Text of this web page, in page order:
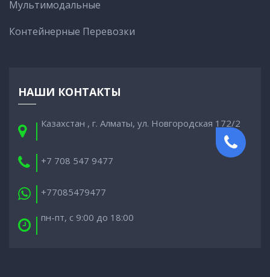
Мультимодальные
Контейнерные Перевозки
НАШИ КОНТАКТЫ
Казахстан , г. Алматы, ул. Новгородская 172/2
+7 708 547 9477
+77085479477
пн-пт, с 9:00 до 18:00